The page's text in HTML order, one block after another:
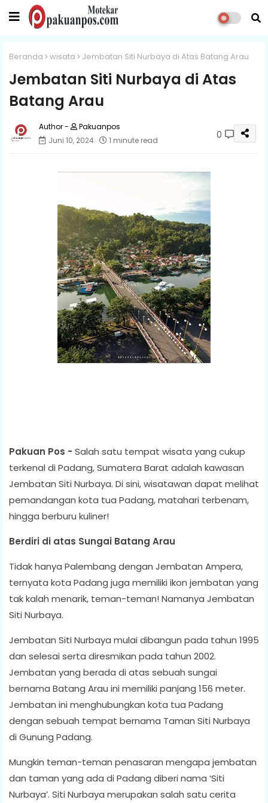
Beranda wisata Jembatan Siti Nurbaya di Atas Batang Arau
Jembatan Siti Nurbaya di Atas
Batang Arau
Pakuanpos
Juni 10, 2024
1 minute read 0
Pakuan Pos - Salah satu tempat wisata yang cukup
terkenal di Padang, Sumatera Barat adalah kawasan
Jembatan Siti Nurbaya. Di sini, wisatawan dapat melihat
pemandangan kota tua Padang, matahari terbenam,
hingga berburu kuliner!
Berdiri di atas Sungai Batang Arau
Tidak hanya Palembang dengan Jembatan Ampera,
ternyata kota Padang juga memiliki ikon jembatan yang
tak kalah menarik, teman-teman! Namanya Jembatan
Siti Nurbaya.
Jembatan Siti Nurbaya mulai dibangun pada tahun 1995
dan selesai serta diresmikan pada tahun 2002.
Jembatan yang berada di atas sebuah sungai
bernama Batang Arau ini memiliki panjang 156 meter.
Jembatan ini menghubungkan kota tua Padang
dengan sebuah tempat bernama Taman Siti Nurbaya
di Gunung Padang.
Mungkin teman-teman penasaran mengapa jembatan
dan taman yang ada di Padang diberi nama ‘Siti
Nurbaya’. Siti Nurbaya merupakan salah satu cerita